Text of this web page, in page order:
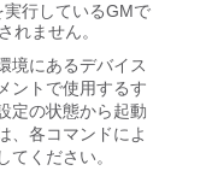
行しているGMで
れません。
境にあるデバイス
ントで使用するす
定の状態から起動
、各コマンドによ
てください。